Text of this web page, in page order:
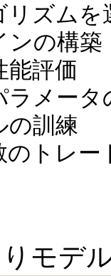
リズムを
ンの構築
能評価
ラメー
の訓練
のトレー
モデ